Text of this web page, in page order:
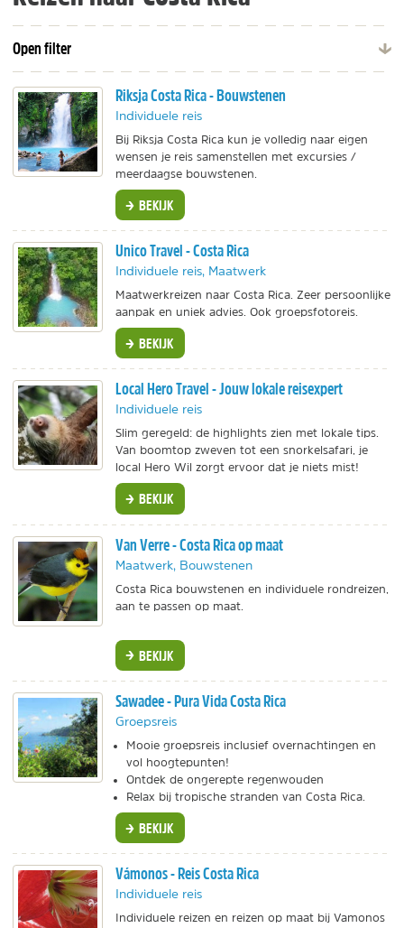
Open filter
Riksja Costa Rica - Bouwstenen
Individuele reis
Bij Riksja Costa Rica kun je volledig naar eigen
wensen je reis samenstellen met excursies /
meerdaagse bouwstenen.
BEKIJK
Unico Travel - Costa Rica
Individuele reis, Maatwerk
Maatwerkreizen naar Costa Rica. Zeer persoonlijke
aanpak en uniek advies. Ook groepsfotoreis.
BEKIJK
Local Hero Travel - Jouw lokale reisexpert
Individuele reis
Slim geregeld: de highlights zien met lokale tips.
Van boomtop zweven tot een snorkelsafari, je
local Hero Wil zorgt ervoor dat je niets mist!
BEKIJK
Van Verre - Costa Rica op maat
Maatwerk, Bouwstenen
Costa Rica bouwstenen en individuele rondreizen,
aan te passen op maat.
BEKIJK
Sawadee - Pura Vida Costa Rica
Groepsreis
Mooie groepsreis inclusief overnachtingen en
vol hoogtepunten!
Ontdek de ongerepte regenwouden
Relax bij tropische stranden van Costa Rica.
BEKIJK
Vámonos - Reis Costa Rica
Individuele reis
Individuele reizen en reizen op maat bij Vamonos